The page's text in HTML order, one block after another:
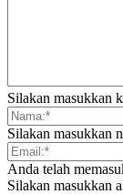
Silakan masukkan
Silakan masukkan
Anda telah
Silakan masukkan